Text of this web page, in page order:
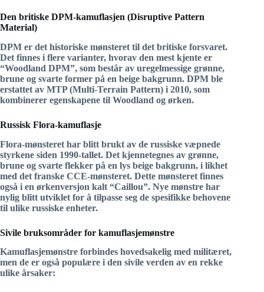
Den britiske DPM-kamuflasjen (Disruptive Pattern
Material)
DPM er det historiske mønsteret til det britiske forsvaret.
Det finnes i flere varianter, hvorav den mest kjente er
“Woodland DPM”, som består av uregelmessige grønne,
brune og svarte former på en beige bakgrunn. DPM ble
erstattet av MTP (Multi-Terrain Pattern) i 2010, som
kombinerer egenskapene til Woodland og ørken.
Russisk Flora-kamuflasje
Flora-mønsteret har blitt brukt av de russiske væpnede
styrkene siden 1990-tallet. Det kjennetegnes av grønne,
brune og svarte flekker på en lys beige bakgrunn, i likhet
med det franske CCE-mønsteret. Dette mønsteret finnes
også i en ørkenversjon kalt “Caillou”. Nye mønstre har
nylig blitt utviklet for å tilpasse seg de spesifikke behovene
til ulike russiske enheter.
Sivile bruksområder for kamuflasjemønstre
Kamuflasjemønstre forbindes hovedsakelig med militæret,
men de er også populære i den sivile verden av en rekke
ulike årsaker: